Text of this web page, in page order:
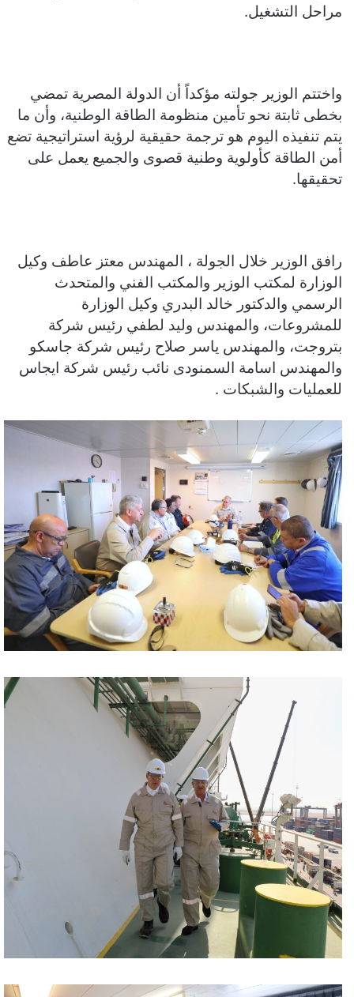
مراحل التشغيل.
واختتم الوزير جولته مؤكداً أن الدولة المصرية تمضي
بخطى ثابتة نحو تأمين منظومة الطاقة الوطنية، وأن ما
يتم تنفيذه اليوم هو ترجمة حقيقية لرؤية استراتيجية تضع
أمن الطاقة كأولوية وطنية قصوى والجميع يعمل على
تحقيقها.
رافق الوزير خلال الجولة ، المهندس معتز عاطف وكيل
الوزارة لمكتب الوزير والمكتب الفني والمتحدث
الرسمي والدكتور خالد البدري وكيل الوزارة
للمشروعات، والمهندس وليد لطفي رئيس شركة
بتروجت، والمهندس ياسر صلاح رئيس شركة جاسكو
والمهندس اسامة السمنودى نائب رئيس شركة ايجاس
للعمليات والشبكات .